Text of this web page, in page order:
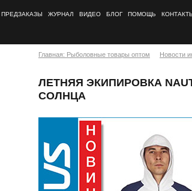
ПРЕДЗАКАЗЫ ЖУРНАЛ ВИДЕО БЛОГ ПОМОЩЬ
Главная: Рыболовные товары оптом Новости
ЛЕТНЯЯ ЭКИПИРОВКА
СОЛНЦА